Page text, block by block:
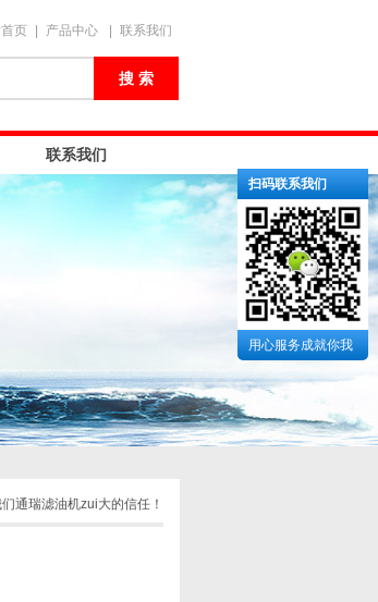
页 产品中心 联系我们
联系我们
通瑞滤油机zui大的信任！
扫码联系我们
用心服务成就你我